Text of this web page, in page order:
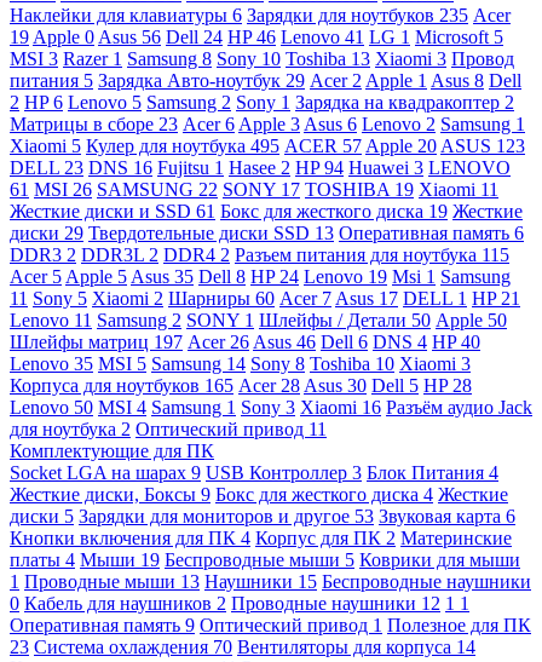
Наклейки для клавиатуры 6 Зарядки для ноутбуков 235 Acer
19 Apple 0 Asus 56 Dell 24 HP46 Lenovo 41 LG 1 Microsoft 5
MSI 3 Razer 1 Samsung 8 Sony 10 Toshiba 13 Xiaomi 3 Провод
питания 5 Зарядка Авто-ноутбук 29 Acer 2 Apple 1 Asus 8 Dell
2 HP6 Lenovo 5 Samsung 2 Sony 1 Зарядка на квадракоптер 2
Матрицы в сборе 23 Acer6 Apple 3 Asus 6 Lenovo 2 Samsung 1
Xiaomi 5 Кулер для ноутбука 495 ACER 57 Apple 20 ASUS 123
DELL 23 DNS 16 Fujitsu 1 Hasee 2 HP94 Huawei 3 LENOVO
61 MSI 26 SAMSUNG 22 SONY 17 TOSHIBA 19 Xiaomi 11
Жесткие диски и SSD 61 Бокс для жесткого диска 19 Жесткие
диски 29 Твердотельные диски SSD 13 Оперативная память 6
DDR3 2 DDR3L 2 DDR4 2 Разъем питания для ноутбука 115
Acer 5 Apple 5 Asus 35 Dell 8 HP 24 Lenovo 19 Msi 1 Samsung
11 Sony 5 Xiaomi 2 Шарниры 60 Acer 7 Asus 17 DELL 1 HP 21
Lenovo 11 Samsung 2 SONY 1 Шлейфы / Детали 50 Apple 50
Шлейфы матриц 197 Acer 26 Asus 46 Dell 6 DNS 4 HP40
Lenovo 35 MSI 5 Samsung 14 Sony 8 Toshiba 10 Xiaomi 3
Корпуса для ноутбуков 165 Acer 28 Asus 30 Dell 5 HP 28
Lenovo 50 MSI 4 Samsung 1 Sony 3 Xiaomi 16 Разъём аудио Jack
для ноутбука 2 Оптический привод 11
Комплектующие для ПК
Socket LGA на шарах 9 USB Контроллер 3 Блок Питания 4
Жесткие диски, Боксы 9 Бокс для жесткого диска 4 Жесткие
диски 5 Зарядки для мониторов и другое 53 Звуковая карта 6
Кнопки включения для ПК 4 Корпус для ПК 2 Материнские
платы 4 Мыши 19 Беспроводные мыши 5 Коврики для мыши
1 Проводные мыши 13 Наушники 15 Беспроводные наушники
0 Кабель для наушников 2 Проводные наушники 12 1 1
Оперативная память 9 Оптический привод 1 Полезное для ПК
23 Система охлаждения 70 Вентиляторы для корпуса 14